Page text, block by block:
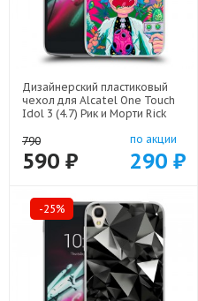
Дизайнерский пластиковый
чехол для Alcatel One Touch
Idol 3 (4.7) Рик и Морти Rick
790
590 ₽
по акции
290 ₽
-25%